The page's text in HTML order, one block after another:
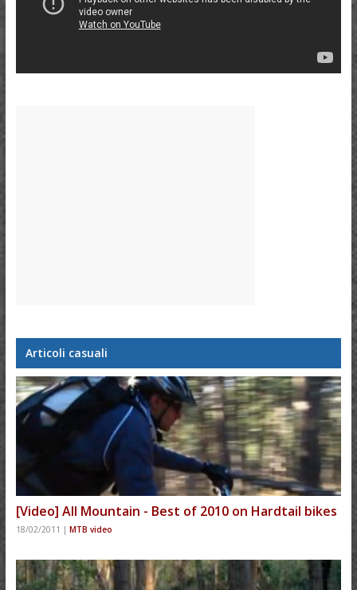
Articoli casuali
[Video] All Mountain - Best of 2010 on Hardtail bikes
18/02/2011 | MTB video